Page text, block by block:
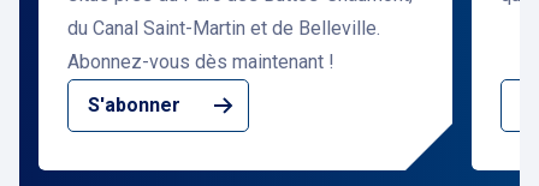
du Canal Saint-Martin et de Belleville.
Abonnez-vous dès maintenant !
S'abonner